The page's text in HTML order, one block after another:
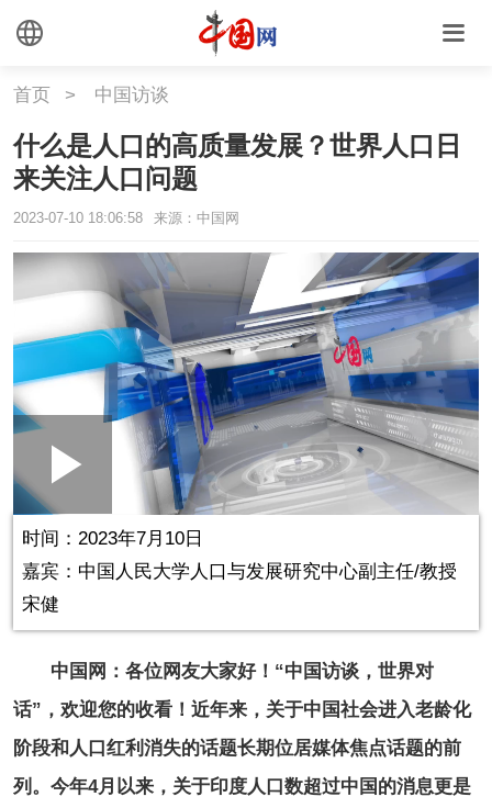
首页 > 中国访谈
什么是人口的高质量发展？世界人口日
来关注人口问题
2023-07-10 18:06:58 来源：中国网
Play
Video
Picture-
Picture
时间：2023年7月10日
嘉宾：中国人民大学人口与发展研究中心副主任/教授
宋健
中国网：各位网友大家好！“中国访谈，世界对
话”，欢迎您的收看！近年来，关于中国社会进入老龄化
阶段和人口红利消失的话题长期位居媒体焦点话题的前
列。今年4月以来，关于印度人口数超过中国的消息更是